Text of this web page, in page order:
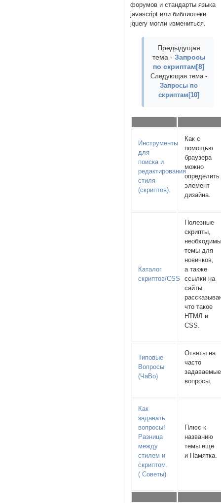
форумов и стандарты языка
javascript или библиотеки
jquery могли измениться.
Предыдущая
тема - Запросы
по скриптам[8]
Следующая тема -
Запросы по
скриптам[10]
Инструменты
для
поиска и
редактирования
стиля
(скриптов).
Как с
помощью
браузера
можно
определить
элемент
дизайна.
Каталог
скриптов/CSS
Полезные
скрипты,
темы для
новичков,
а также
ссылки на
сайты
что такое
НТМЛ и
CSS.
Типовые
Вопросы
(ЧаВо)
Ответы на
часто
задаваемые
вопросы.
Как
задавать
вопросы!
Разница
между
стилем и
скриптом.
( Советы)
Плюс к
названию
темы еще
и Памятка.